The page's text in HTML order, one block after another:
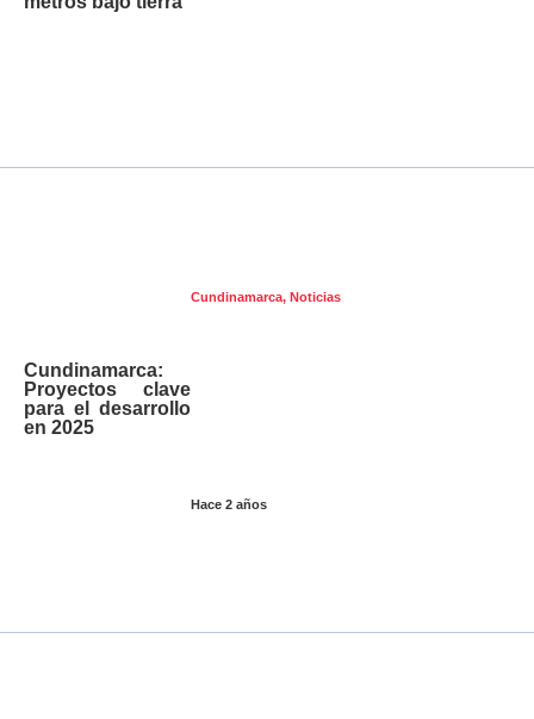
Cundinamarca, Noticias
Hace 2 años
Cundinamarca:
Proyectos clave
para el desarrollo
en 2025